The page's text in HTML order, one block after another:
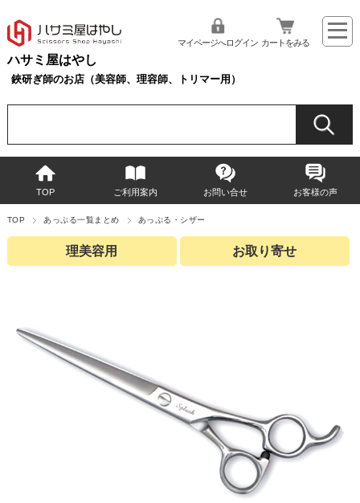
ハサミ屋はやし
鋏研ぎ師のお店（美容師、理容師、トリマー用）
マイページへログイン カートをみる
TOP ご利用案内 お問い合せ お客様の声
TOP あっぷる一覧まとめ あっぷる・シザー
理美容用 お取り寄せ